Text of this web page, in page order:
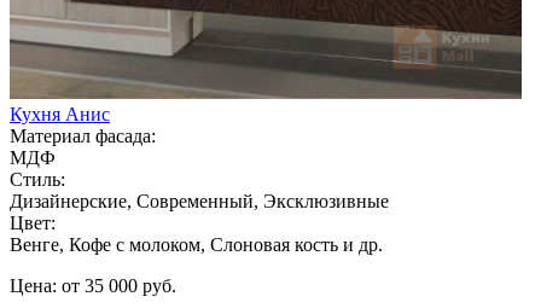
Кухня Анис
Материал фасада:
МДФ
Стиль:
Дизайнерские, Современный, Эксклюзивные
Цвет:
Венге, Кофе с молоком, Слоновая кость и др.
Цена: от 35 000 руб.